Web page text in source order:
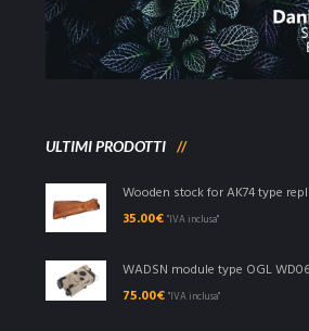
ULTIMI PRODOTTI
Wooden stock for AK74 type
35.00€ "IVA inclusa"
WADSN module type OGL
75.00€ "IVA inclusa"